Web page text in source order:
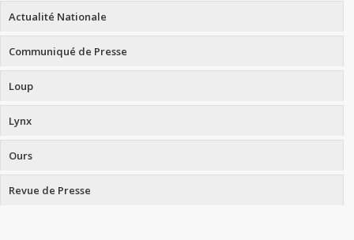
Actualité Nationale
Communiqué de Presse
Loup
Lynx
Ours
Revue de Presse